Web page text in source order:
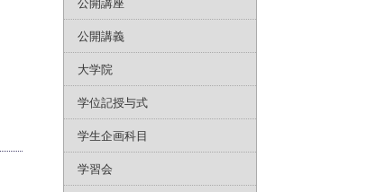
公開講義
大学院
学位記授与式
学生企画科目
学習会